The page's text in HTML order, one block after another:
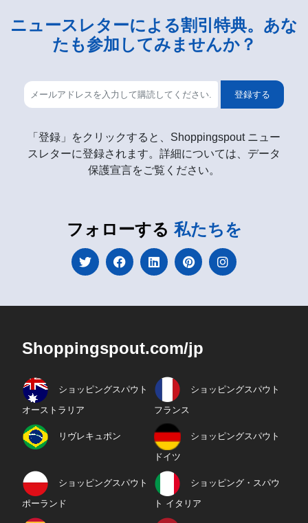
ニュースレターによる割引特典。あな
たも参加してみませんか？
登録する
「登録」をクリックすると、Shoppingspout ニュー
スレターに登録されます。詳細については、データ
保護宣言をご覧ください。
フォローする 私たちを
Shoppingspout.com/jp
ショッピングスパウト
オーストラリア
ショッピングスパウト
フランス
リヴレキュポン ショッピングスパウト
ドイツ
ショッピングスパウト
ポーランド
ショッピング・スパウ
ト イタリア